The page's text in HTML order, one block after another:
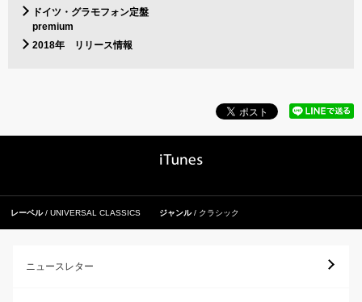
ドイツ・グラモフォン定盤
premium
2018年 リリース情報
レーベル UNIVERSAL CLASSICS ジャンル クラシック
ニュースレター